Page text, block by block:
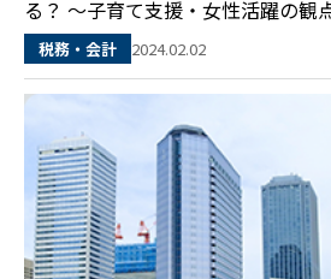
る？ ～子育て支援・女性活躍の観
税務・会計 2024.02.02